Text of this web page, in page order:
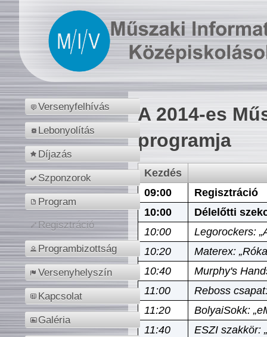
Versenyfelhívás
Lebonyolítás
Díjazás
Szponzorok
Program
Regisztráció
Programbizottság
Versenyhelyszín
Kapcsolat
Galéria
A 2014-es
programja
Kezdés
09:00
Regisztráció
10:00
Délelőtti
10:00
Legorockers:
10:20
Materex:
10:40
Murphy's
11:00
Reboss
11:20
BolyaiSokk:
11:40
ESZI szakkör: